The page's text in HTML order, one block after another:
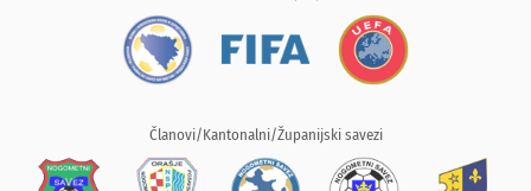
Članovi/Kantonalni/Županijski savezi